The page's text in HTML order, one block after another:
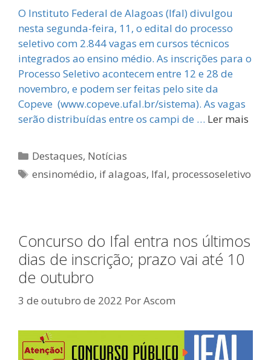
O Instituto Federal de Alagoas (Ifal) divulgou
nesta segunda-feira, 11, o edital do processo
seletivo com 2.844 vagas em cursos técnicos
integrados ao ensino médio. As inscrições para o
Processo Seletivo acontecem entre 12 e 28 de
novembro, e podem ser feitas pelo site da
Copeve (www.copeve.ufal.br/sistema). As vagas
serão distribuídas entre os campi de … Ler mais
Categorias
Destaques, Notícias
Tags
ensinomédio, if alagoas, Ifal, processoseletivo
Concurso do Ifal entra nos últimos
dias de inscrição; prazo vai até 10
de outubro
3 de outubro de 2022 PorAscom